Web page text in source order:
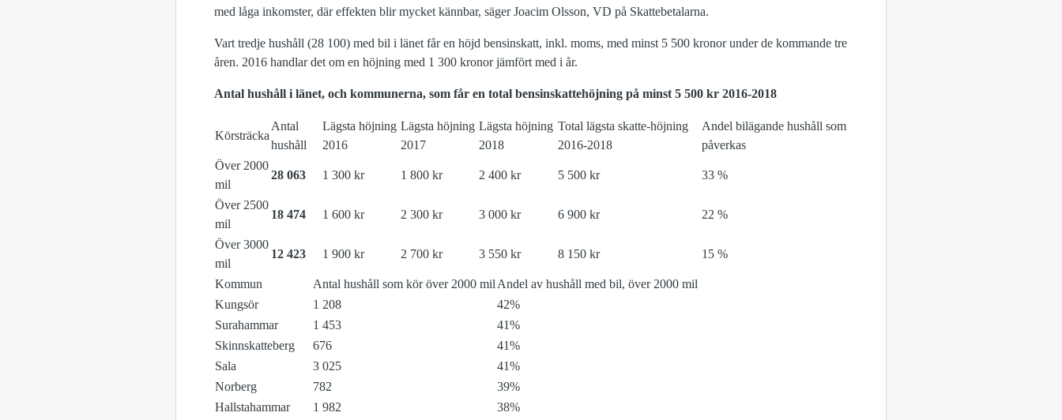
med låga inkomster, där effekten blir mycket kännbar, säger Joacim Olsson, VD på Skattebetalarna.
Vart tredje hushåll (28 100) med bil i länet får en höjd bensinskatt, inkl. moms, med minst 5 500 kronor under de kommande tre
åren. 2016 handlar det om en höjning med 1 300 kronor jämfört med i år.
Antal hushåll i länet, och kommunerna, som får en total bensinskattehöjning på minst 5 500 kr 2016-2018
Körsträcka
Antal
hushåll
Lägsta höjning
2016
Lägsta höjning
2017
Lägsta höjning
2018
Total lägsta skatte-höjning
2016-2018
Andel bilägande hushåll som
påverkas
Över 2000
mil
28 063 1 300 kr 1 800 kr 2 400 kr 5 500 kr 33 %
Över 2500
mil
18 474 1 600 kr 2 300 kr 3 000 kr 6 900 kr 22 %
Över 3000
mil
12 423 1 900 kr 2 700 kr 3 550 kr 8 150 kr 15 %
Kommun Antal hushåll som kör över 2000 mil Andel av hushåll med bil, över 2000 mil
Kungsör
1 208
42%
Surahammar
1 453
41%
Skinnskatteberg
676
41%
Sala
3 025
41%
Norberg
782
39%
Hallstahammar
1 982
38%